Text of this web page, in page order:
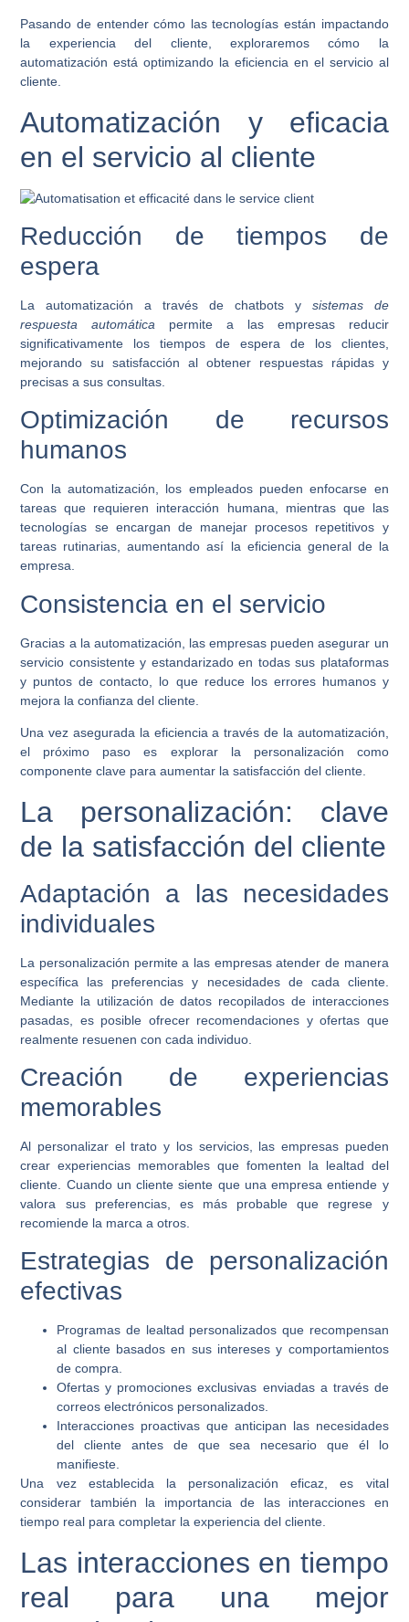
Pasando de entender cómo las tecnologías están impactando
la experiencia del cliente, exploraremos cómo la
automatización está optimizando la eficiencia en el servicio al
cliente.
Automatización y eficacia
en el servicio al cliente
Reducción de tiempos de
espera
La automatización a través de chatbotsy sistemas de
respuesta automática permite a las empresas reducir
significativamente los tiempos de espera de los clientes,
mejorando su satisfacción al obtener respuestas rápidas y
precisas a sus consultas.
Optimización de recursos
humanos
Con la automatización, los empleados pueden enfocarse en
tareas que requieren interacción humana, mientras que las
tecnologías se encargan de manejar procesos repetitivos y
tareas rutinarias, aumentando así la eficiencia general de la
empresa.
Consistencia en el servicio
Gracias a la automatización, las empresas pueden asegurar un
servicio consistente y estandarizado en todas sus plataformas
y puntos de contacto, lo que reduce los errores humanos y
mejora la confianza del cliente.
Una vez asegurada la eficiencia a través de la automatización,
el próximo paso es explorar la personalización como
componente clave para aumentar la satisfacción del cliente.
La personalización: clave
de la satisfacción del cliente
Adaptación a las necesidades
individuales
La personalización permite a las empresas atender de manera
específica las preferencias y necesidades de cada cliente.
Mediante la utilización de datos recopilados de interacciones
pasadas, es posible ofrecer recomendaciones y ofertas que
realmente resuenen con cada individuo.
Creación de experiencias
memorables
Al personalizar el trato y los servicios, las empresas pueden
crear experiencias memorables que fomenten la lealtad del
cliente. Cuando un cliente siente que una empresa entiende y
valora sus preferencias, es más probable que regrese y
recomiende la marca a otros.
Estrategias de personalización
efectivas
Programas de lealtad personalizados que recompensan
al cliente basados en sus intereses y comportamientos
de compra.
Ofertas y promociones exclusivas enviadas a través de
correos electrónicos personalizados.
Interacciones proactivas que anticipan las necesidades
del cliente antes de que sea necesario que él lo
manifieste.
Una vez establecida la personalización eficaz, es vital
considerar también la importancia de las interacciones en
tiempo real para completar la experiencia del cliente.
Las interacciones en tiempo
real para una mejor